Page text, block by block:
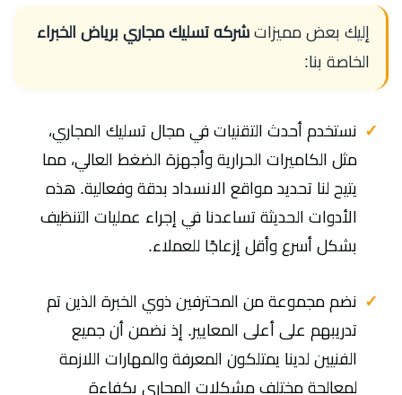
إليك بعض مميزات شركه تسليك مجاري برياض الخبراء
الخاصة بنا:
نستخدم أحدث التقنيات في مجال تسليك المجاري،
مثل الكاميرات الحرارية وأجهزة الضغط العالي، مما
يتيح لنا تحديد مواقع الانسداد بدقة وفعالية. هذه
الأدوات الحديثة تساعدنا في إجراء عمليات التنظيف
بشكل أسرع وأقل إزعاجًا للعملاء.
نضم مجموعة من المحترفين ذوي الخبرة الذين تم
تدريبهم على أعلى المعايير. إذ نضمن أن جميع
الفنيين لدينا يمتلكون المعرفة والمهارات اللازمة
لمعالجة مختلف مشكلات المجاري بكفاءة